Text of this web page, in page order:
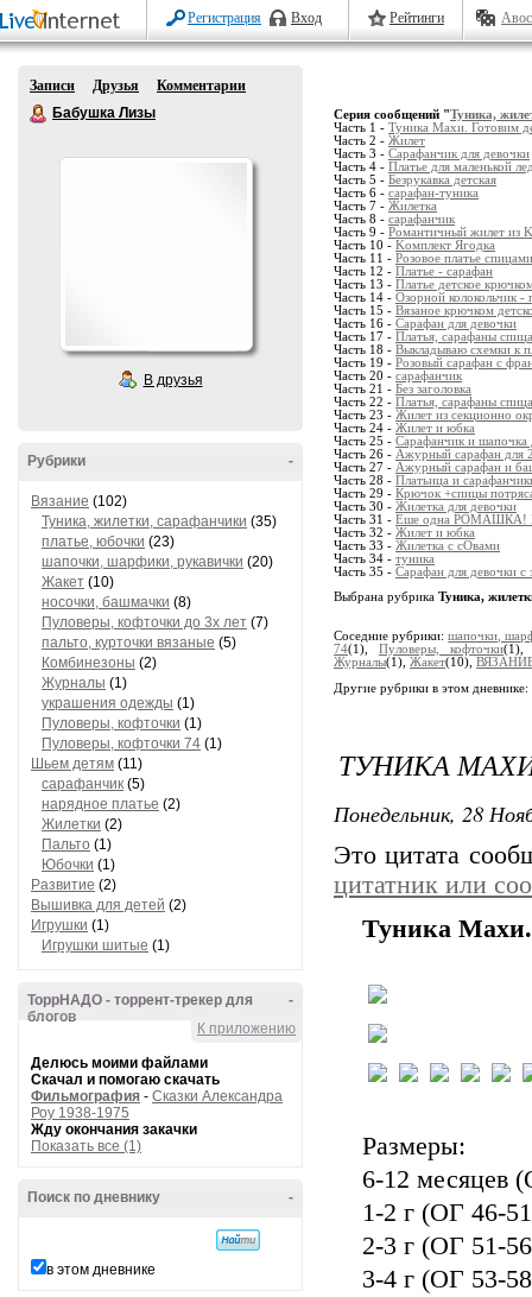
Регистрация Вход Рейтинги
Записи Друзья
Комментарии
Бабушка Лизы
В друзья
-
Рубрики
Вязание (102)
Туника, жилетки, сарафанчики (35)
платье, юбочки (23)
шапочки, шарфики, рукавички (20)
Жакет (10)
носочки, башмачки (8)
Пуловеры, кофточки до 3х лет (7)
пальто, курточки вязаные (5)
Комбинезоны (2)
Журналы (1)
украшения одежды (1)
Пуловеры, кофточки (1)
Пуловеры, кофточки 74 (1)
Шьем детям (11)
сарафанчик (5)
нарядное платье (2)
Жилетки (2)
Пальто (1)
Юбочки (1)
Развитие (2)
Вышивка для детей (2)
Игрушки (1)
Игрушки шитые (1)
-
ТоррНАДО - торрент-трекер для
блогов
К приложению
Делюсь моими файлами
Скачал и помогаю скачать
Фильмография - Сказки Александра
Роу 1938-1975
Жду окончания закачки
Показать все (1)
-
Поиск по дневнику
в этом дневнике
Серия сообщений "Туника,
Часть 1 - Туника Махи. Готовим
Часть 2 - Жилет
Часть 3 - Сарафанчик для девочки
Часть 4 - Платье для маленькой
Часть 5 - Безрукавка детская
Часть 6 - сарафан-туника
Часть 7 - Жилетка
Часть 8 - сарафанчик
Часть 9 - Романтичный жилет из
Часть 10 - Kомплект Ягодка
Часть 11 - Розовое платье спицами
Часть 12 - Платье - сарафан
Часть 13 - Платье детское
Часть 14 - Озорной колокольчик -
Часть 15 - Вязаное крючком
Часть 16 - Сарафан для девочки
Часть 17 - Платья, сарафаны
Часть 18 - Выкладываю схемки к
Часть 19 - Розовый сарафан с
Часть 20 - сарафанчик
Часть 21 - Без заголовка
Часть 22 - Платья, сарафаны
Часть 23 - Жилет из секционно
Часть 24 - Жилет и юбка
Часть 25 - Сарафанчик и шапочка
Часть 26 - Ажурный сарафан для
Часть 27 - Ажурный сарафан и
Часть 28 - Платьица и
Часть 29 - Крючок +спицы
Часть 30 - Жилетка для девочки
Часть 31 - Еше одна РОМАШКА!
Часть 32 - Жилет и юбка
Часть 33 - Жилетка с сОвами
Часть 34 - туника
Часть 35 - Сарафан для девочки с
Выбрана рубрика Туника,
Соседние рубрики:шапочки,
74(1), Пуловеры, кофточки
Журналы(1), Жакет(10),
Другие рубрики в этом дневнике:
ТУНИКА
Понедельник, 28
Это цитата
цитатник или
Туника Махи.
Размеры:
6-12 месяцев
1-2 г (ОГ 46-
2-3 г (ОГ 51-
3-4 г (ОГ 53-